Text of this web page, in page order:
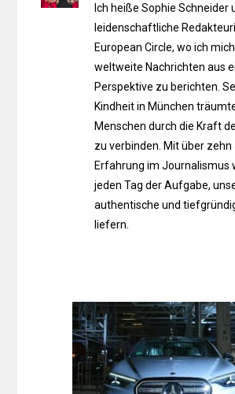
Ich heiße Sophie Schneider
leidenschaftliche
European Circle, wo ich
weltweite Nachrichten aus
Perspektive zu berichten.
Kindheit in München
Menschen durch die Kraft
zu verbinden. Mit über zehn
Erfahrung im Journalismus
jeden Tag der Aufgabe,
authentische und
liefern.